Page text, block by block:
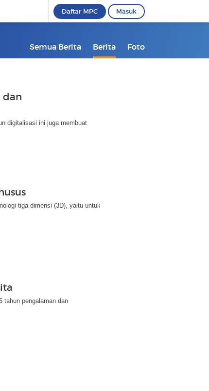
Daftar MPC Masuk
Semua Berita Berita Foto
dan
digitalisasi ini juga membuat
tiga dimensi (3D), yaitu untuk
tahun pengalaman dan